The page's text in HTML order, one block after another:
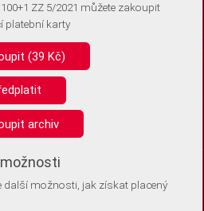
ukládat žádné informace
vás ale požádali o souhlas s
jedná o stejné zařízení, a
do vašeho zařízení, abychom se
je kdykoli později upravit ve Správě
ZZ 5/2021 můžete zakoupit
platební karty
(39 Kč)
archiv
další možnosti, jak získat placený